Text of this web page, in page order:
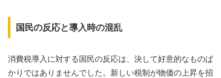
国民の反応と導入時の混乱
消費税導入に対する国民の反応は、決して好意的なものば
かりではありませんでした。新しい税制が物価の上昇を招